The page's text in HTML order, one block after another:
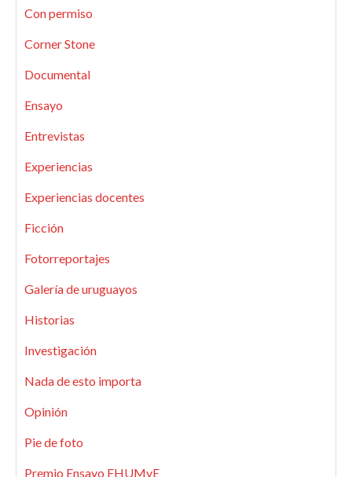
Con permiso
Corner Stone
Documental
Ensayo
Entrevistas
Experiencias
Experiencias docentes
Ficción
Fotorreportajes
Galería de uruguayos
Historias
Investigación
Nada de esto importa
Opinión
Pie de foto
Premio Ensayo FHUMyE